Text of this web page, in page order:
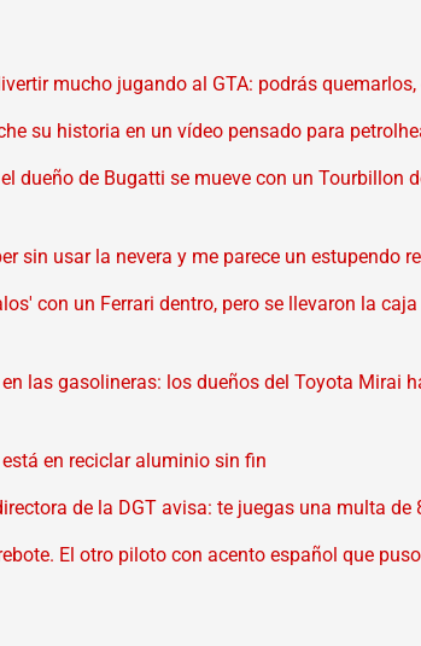
mucho jugando al GTA: podrás
su historia en un vídeo pensado para
dueño de Bugatti se mueve con un Tourbillon
sin usar la nevera y me parece un estupendo
con un Ferrari dentro, pero se llevaron la
las gasolineras: los dueños del Toyota Mirai
en reciclar aluminio sin fin
de la DGT avisa: te juegas una multa de
El otro piloto con acento español que